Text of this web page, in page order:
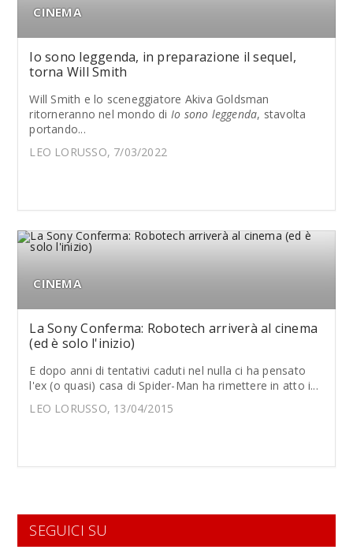
CINEMA
Io sono leggenda, in preparazione il sequel,
torna Will Smith
Will Smith e lo sceneggiatore Akiva Goldsman
ritorneranno nel mondo di Io sono leggenda, stavolta
portando...
LEO LORUSSO, 7/03/2022
CINEMA
La Sony Conferma: Robotech arriverà al cinema
(ed è solo l'inizio)
E dopo anni di tentativi caduti nel nulla ci ha pensato
l'ex (o quasi) casa di Spider-Man ha rimettere in atto i...
LEO LORUSSO, 13/04/2015
SEGUICI SU